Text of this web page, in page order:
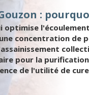
:
optimise
concentration
pour la purification
de l'utilité de